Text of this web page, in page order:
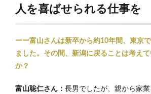
人を喜ばせられる仕事を
ーー富山さんは新卒から約10年間、東京
ました。その間、新潟に戻ることは考え
か？
富山聡仁さん： 長男でしたが、親から家